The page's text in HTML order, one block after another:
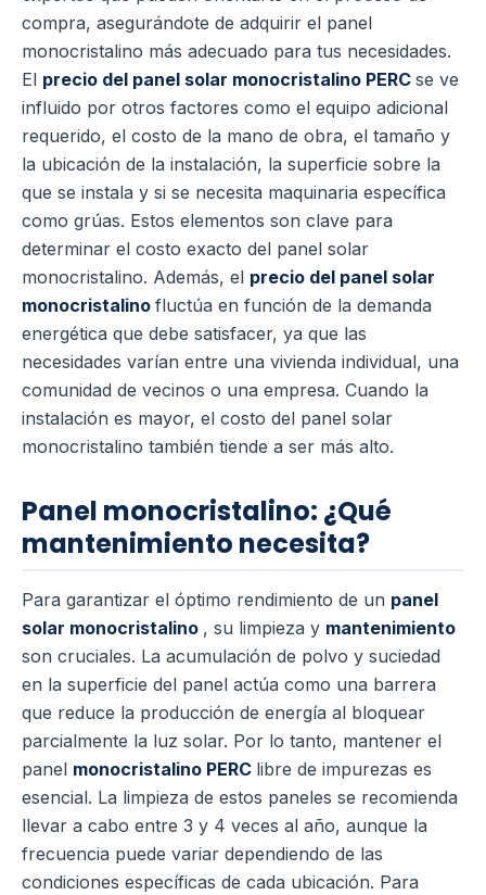
compra, asegurándote de adquirir el panel
monocristalino más adecuado para tus necesidades.
El precio del panel solar monocristalino PERC se ve
influido por otros factores como el equipo adicional
requerido, el costo de la mano de obra, el tamaño y
la ubicación de la instalación, la superficie sobre la
que se instala y si se necesita maquinaria específica
como grúas. Estos elementos son clave para
determinar el costo exacto del panel solar
monocristalino. Además, el precio del panel solar
monocristalino fluctúa en función de la demanda
energética que debe satisfacer, ya que las
necesidades varían entre una vivienda individual, una
comunidad de vecinos o una empresa. Cuando la
instalación es mayor, el costo del panel solar
monocristalino también tiende a ser más alto.
Panel monocristalino: ¿Qué
mantenimiento necesita?
Para garantizar el óptimo rendimiento de un panel
solar monocristalino , su limpieza y mantenimiento
son cruciales. La acumulación de polvo y suciedad
en la superficie del panel actúa como una barrera
que reduce la producción de energía al bloquear
parcialmente la luz solar. Por lo tanto, mantener el
panel monocristalino PERC libre de impurezas es
esencial. La limpieza de estos paneles se recomienda
llevar a cabo entre 3 y 4 veces al año, aunque la
frecuencia puede variar dependiendo de las
condiciones específicas de cada ubicación. Para